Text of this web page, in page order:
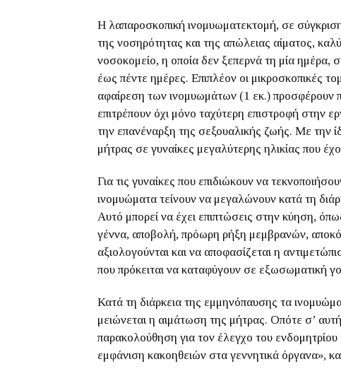
Η λαπαροσκοπική ινομυωματεκτομή, σε
της νοσηρότητας και της απώλειας αίματος,
νοσοκομείο, η οποία δεν ξεπερνά τη μία ημέρα,
έως πέντε ημέρες. Επιπλέον οι μικροσκοπικές
αφαίρεση των ινομυωμάτων (1 εκ.) προσφέρουν
επιτρέπουν όχι μόνο ταχύτερη επιστροφή στην
την επανέναρξη της σεξουαλικής ζωής. Με την
μήτρας σε γυναίκες μεγαλύτερης ηλικίας που
Για τις γυναίκες που επιδιώκουν να
ινομυώματα τείνουν να μεγαλώνουν κατά τη
Αυτό μπορεί να έχει επιπτώσεις στην κύηση,
γέννα, αποβολή, πρόωρη ρήξη μεμβρανών,
αξιολογούνται και να αποφασίζεται η
που πρόκειται να καταφύγουν σε εξωσωματική
Κατά τη διάρκεια της εμμηνόπαυσης τα
μειώνεται η αιμάτωση της μήτρας. Οπότε σ’
παρακολούθηση για τον έλεγχο του
εμφάνιση κακοηθειών στα γεννητικά όργανα»,